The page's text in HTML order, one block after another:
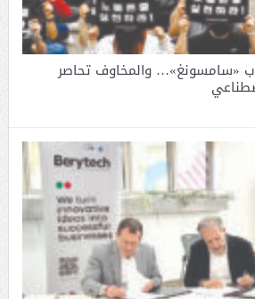
«سامسونغ»… والمخاوف تحاصر